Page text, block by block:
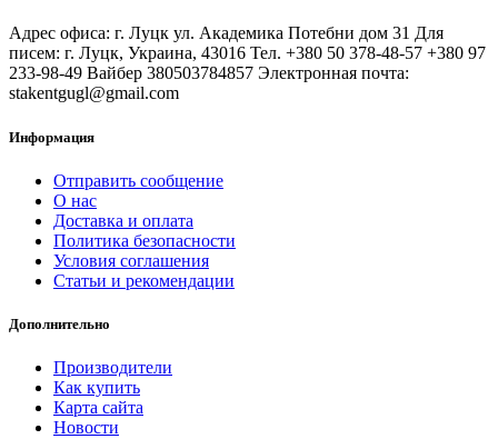
Адрес офиса: г. Луцк ул. Академика Потебни дом 31 Для
писем: г. Луцк, Украина, 43016 Тел. +380 50 378-48-57 +380 97
233-98-49 Вайбер 380503784857 Электронная почта:
stakentgugl@gmail.com
Информация
Отправить сообщение
О нас
Доставка и оплата
Политика безопасности
Условия соглашения
Статьи и рекомендации
Дополнительно
Производители
Как купить
Карта сайта
Новости